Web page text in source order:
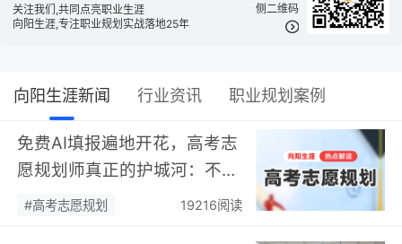
侧二维码
关注我们,共同点亮职业生涯
向阳生涯,专注职业规划实战落地25年
向阳生涯新闻 行业资讯 职业规划案例
免费AI填报遍地开花，高考志
愿规划师真正的护城河：不靠
数据，靠“人”…
#高考志愿规划 19216阅读